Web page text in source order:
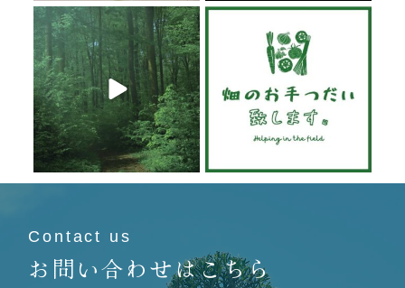
6月 19
Contact us
お問い合わせはこちら